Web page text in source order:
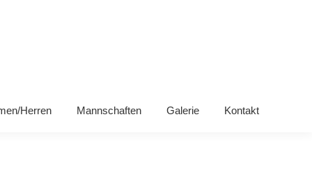
Herren Mannschaften Galerie Kontakt